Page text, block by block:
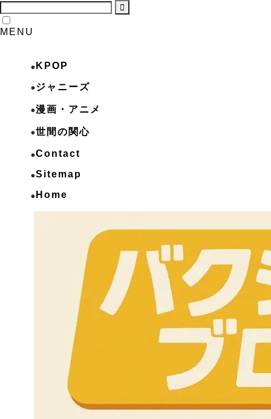
MENU
KPOP
ジャニーズ
漫画・アニメ
世間の関心
Contact
Sitemap
Home